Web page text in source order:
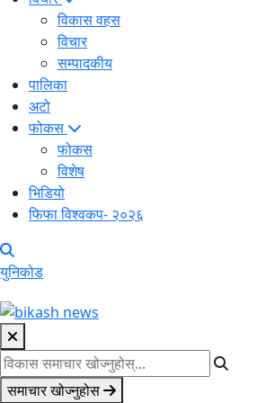
विकास वहस
विचार
सम्पादकीय
पालिका
अटो
फोकस
फोकस
विशेष
भिडियो
फिफा विश्वकप- २०२६
युनिकोड
समाचार खोज्नुहोस